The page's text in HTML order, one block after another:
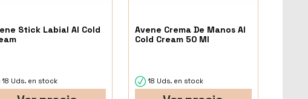
Stick Labial Al Cold
18 Uds. en stock
Avene Crema De Manos Al
Cold Cream 50 Ml
18 Uds. en stock